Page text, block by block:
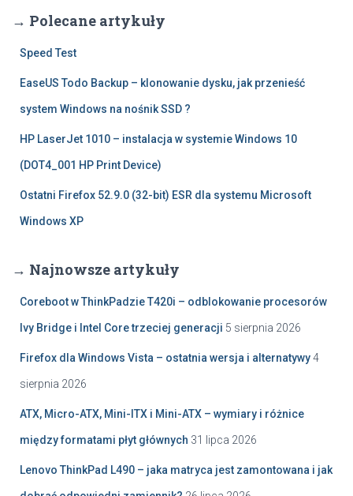
→ Polecane artykuły
Speed Test
EaseUS Todo Backup – klonowanie dysku, jak przenieść
system Windows na nośnik SSD ?
HP LaserJet 1010 – instalacja w systemie Windows 10
(DOT4_001 HP Print Device)
Ostatni Firefox 52.9.0 (32-bit) ESR dla systemu Microsoft
Windows XP
→ Najnowsze artykuły
Coreboot w ThinkPadzie T420i – odblokowanie procesorów
Ivy Bridge i Intel Core trzeciej generacji 5 sierpnia 2026
Firefox dla Windows Vista – ostatnia wersja i alternatywy4
sierpnia 2026
ATX, Micro-ATX, Mini-ITX i Mini-ATX – wymiary i różnice
między formatami płyt głównych 31 lipca 2026
Lenovo ThinkPad L490 – jaka matryca jest zamontowana i jak